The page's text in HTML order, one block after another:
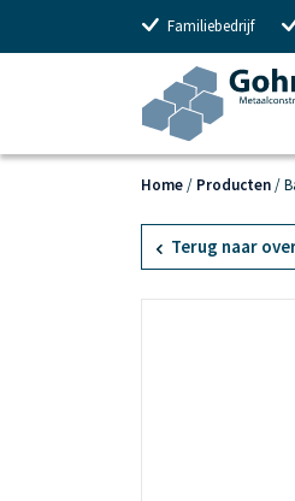
Familiebedrijf
Home/ Producten/
Terug naar